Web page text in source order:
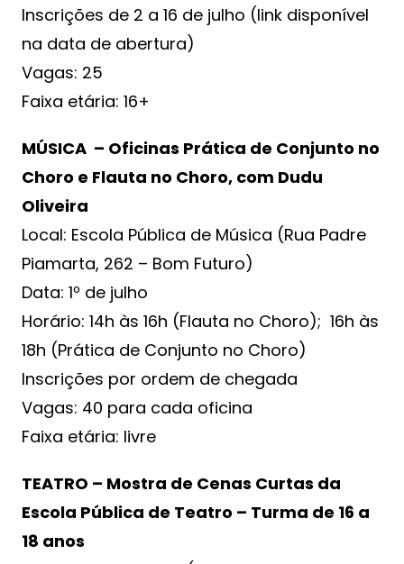
Inscrições de 2 a 16 de julho (link disponível
na data de abertura)
Vagas: 25
Faixa etária: 16+
MÚSICA – Oficinas Prática de Conjunto no
Choro e Flauta no Choro, com Dudu
Oliveira
Local: Escola Pública de Música (Rua Padre
Piamarta, 262 – Bom Futuro)
Data: 1º de julho
Horário: 14h às 16h (Flauta no Choro); 16h às
18h (Prática de Conjunto no Choro)
Inscrições por ordem de chegada
Vagas: 40 para cada oficina
Faixa etária: livre
TEATRO – Mostra de Cenas Curtas da
Escola Pública de Teatro – Turma de 16 a
18 anos